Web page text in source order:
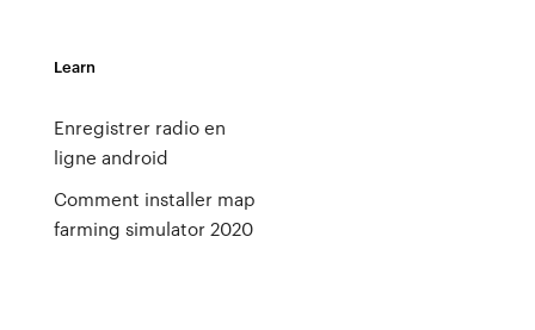
Learn
Enregistrer radio en
ligne android
Comment installer map
farming simulator 2020